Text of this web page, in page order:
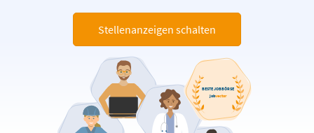
Stellenanzeigen schalten
BESTE JOBBÖRSE
jobvector